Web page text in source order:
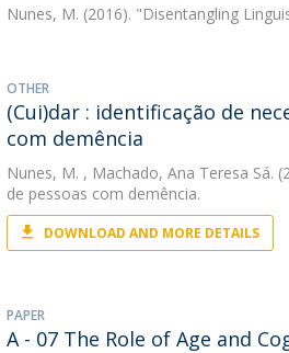
Nunes, M. (2016). "Disentangling
OTHER
(Cui)dar : identificação de
com demência
Nunes, M. , Machado, Ana Teresa Sá.
de pessoas com demência.
DOWNLOAD AND MORE DETAILS
PAPER
A - 07 The Role of Age and